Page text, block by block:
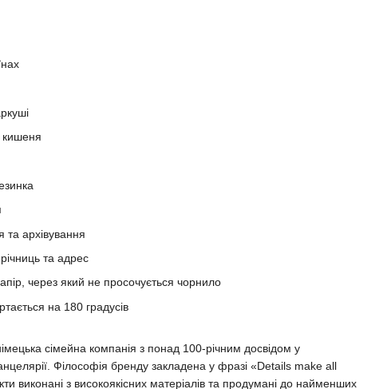
кишеня
та архівування
та адрес
через який не просочується чорнило
на 180 градусів
сімейна компанія з понад 100-річним досвідом у
Філософія бренду закладена у фразі «Details make all
виконані з високоякісних матеріалів та продумані до найменших